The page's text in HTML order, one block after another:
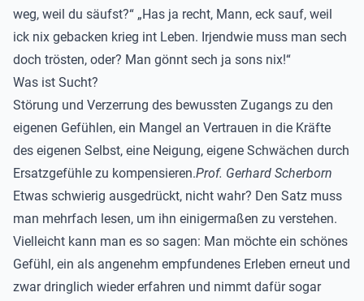
weg, weil du säufst?“ „Has ja recht, Mann, eck sauf, weil
ick nix gebacken krieg int Leben. Irjendwie muss man sech
doch trösten, oder? Man gönnt sech ja sons nix!“
Was ist Sucht?
Störung und Verzerrung des bewussten Zugangs zu den
eigenen Gefühlen, ein Mangel an Vertrauen in die Kräfte
des eigenen Selbst, eine Neigung, eigene Schwächen durch
Ersatzgefühle zu kompensieren.Prof. Gerhard Scherborn
Etwas schwierig ausgedrückt, nicht wahr? Den Satz muss
man mehrfach lesen, um ihn einigermaßen zu verstehen.
Vielleicht kann man es so sagen: Man möchte ein schönes
Gefühl, ein als angenehm empfundenes Erleben erneut und
zwar dringlich wieder erfahren und nimmt dafür sogar